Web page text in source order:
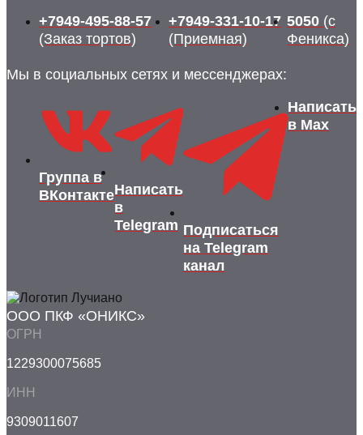
+7949-495-88-57
(Заказ тортов)
+7949-331-10-17
(Приемная)
5050 (с
Феникса)
Мы в социальных сетях и мессенджерах:
Группа в
ВКонтактеНаписать
в
Telegram Подписаться
на Telegram
канал
Написать
в Max
ООО ПКФ «ОНИКС»
ОГРН
1229300075685
ИНН
9309011607